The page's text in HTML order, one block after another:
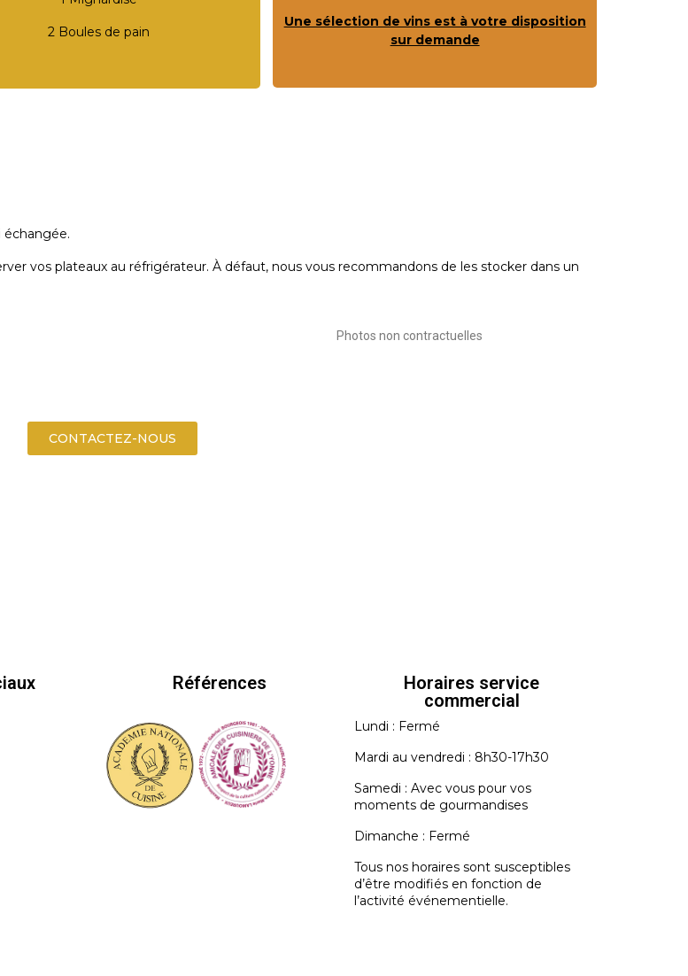
2 Boules de pain
Une sélection de vins est à votre disposition
sur demande
échangée.
vos plateaux au réfrigérateur. À défaut, nous vous recommandons de les stocker dans un
Photos non contractuelles
CONTACTEZ-NOUS
Références
Horaires service
commercial
Lundi : Fermé
Mardi au vendredi : 8h30-17h30
Samedi : Avec vous pour vos
moments de gourmandises
Dimanche : Fermé
Tous nos horaires sont susceptibles
d’être modifiés en fonction de
l’activité événementielle.